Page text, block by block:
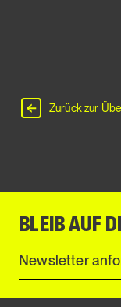
Zurück zur
BLEIB AUF